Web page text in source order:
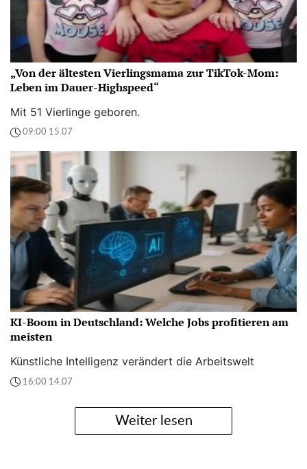
„Von der ältesten Vierlingsmama zur TikTok-Mom:
Leben im Dauer-Highspeed“
Mit 51 Vierlinge geboren.
09:00 15.07
KI-Boom in Deutschland: Welche Jobs profitieren am
meisten
Künstliche Intelligenz verändert die Arbeitswelt
16:00 14.07
Weiter lesen